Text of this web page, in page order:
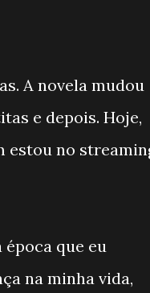
A novela mudou
e depois. Hoje,
estou no
época que eu
na minha vida,